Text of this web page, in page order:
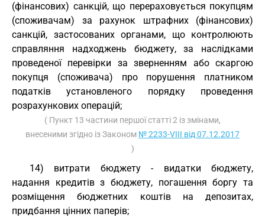
(фінансових) санкцій, що перераховується покупцям
(споживачам) за рахунок штрафних (фінансових)
санкцій, застосованих органами, що контролюють
справляння надходжень бюджету, за наслідками
проведеної перевірки за зверненням або скаргою
покупця (споживача) про порушення платником
податків установленого порядку проведення
розрахункових операцій;
( Пункт 13 частини першої статті 2 із змінами,
внесеними згідно із Законом № 2233-VIII від 07.12.2017
)
14) витрати бюджету - видатки бюджету,
надання кредитів з бюджету, погашення боргу та
розміщення бюджетних коштів на депозитах,
придбання цінних паперів;